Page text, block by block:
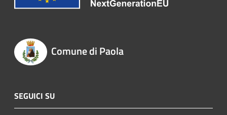
Comune di Paola
SEGUICI SU